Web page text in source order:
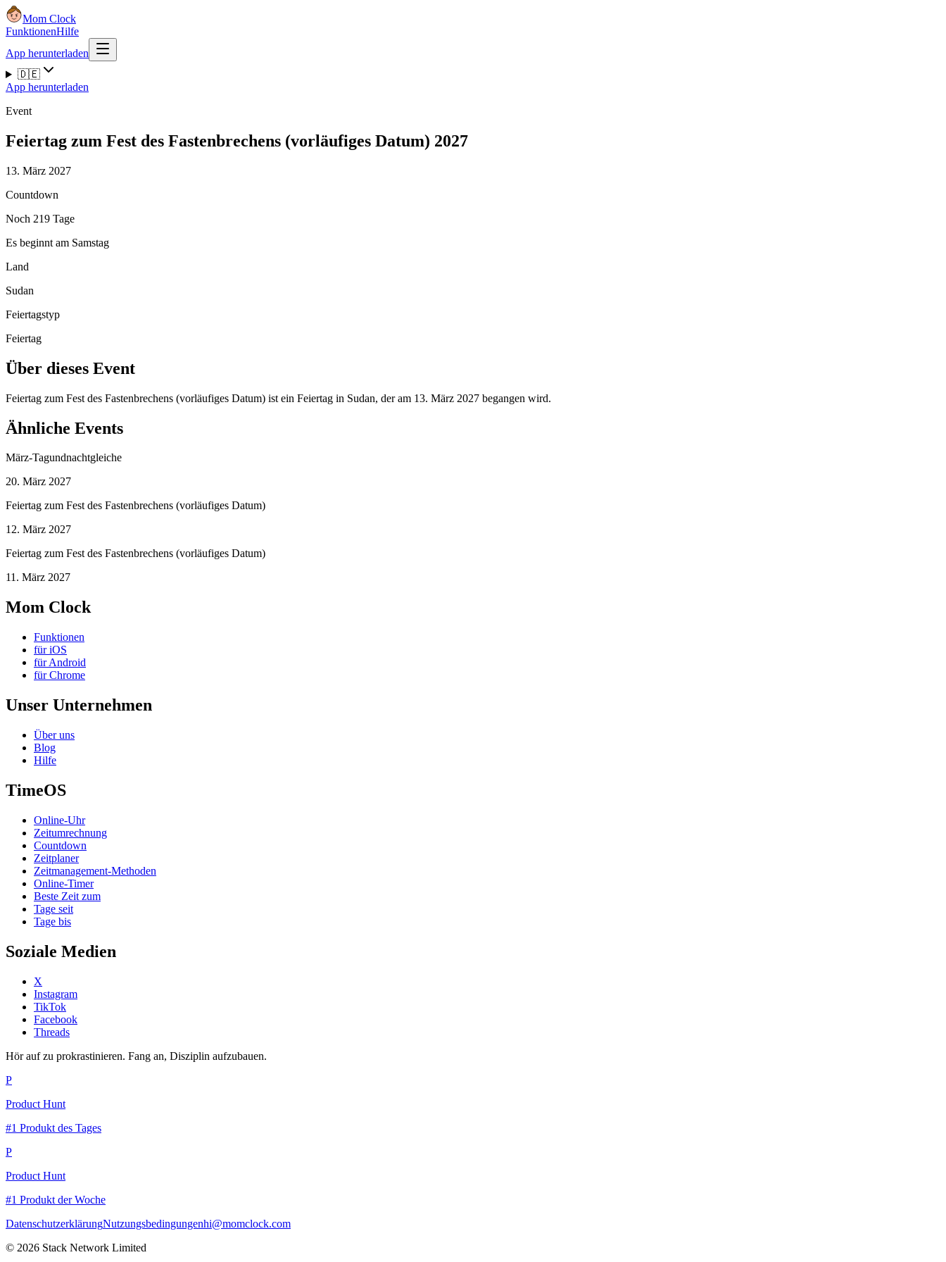
Mom Clock
FunktionenHilfe
App herunterladen
🇩🇪
App herunterladen
Event
Feiertag zum Fest des Fastenbrechens (vorläufiges Datum) 2027
13. März 2027
Countdown
Noch 219 Tage
Es beginnt am Samstag
Land
Sudan
Feiertagstyp
Feiertag
Über dieses Event
Feiertag zum Fest des Fastenbrechens (vorläufiges Datum) ist ein Feiertag in Sudan, der am 13. März 2027 begangen wird.
Ähnliche Events
März-Tagundnachtgleiche
20. März 2027
Feiertag zum Fest des Fastenbrechens (vorläufiges Datum)
12. März 2027
Feiertag zum Fest des Fastenbrechens (vorläufiges Datum)
11. März 2027
Mom Clock
Funktionen
für iOS
für Android
für Chrome
Unser Unternehmen
Über uns
Blog
Hilfe
TimeOS
Online-Uhr
Zeitumrechnung
Countdown
Zeitplaner
Zeitmanagement-Methoden
Online-Timer
Beste Zeit zum
Tage seit
Tage bis
Soziale Medien
X
Instagram
TikTok
Facebook
Threads
Hör auf zu prokrastinieren. Fang an, Disziplin aufzubauen.
P
Product Hunt
#1 Produkt des Tages
P
Product Hunt
#1 Produkt der Woche
DatenschutzerklärungNutzungsbedingungenhi@momclock.com
© 2026 Stack Network Limited